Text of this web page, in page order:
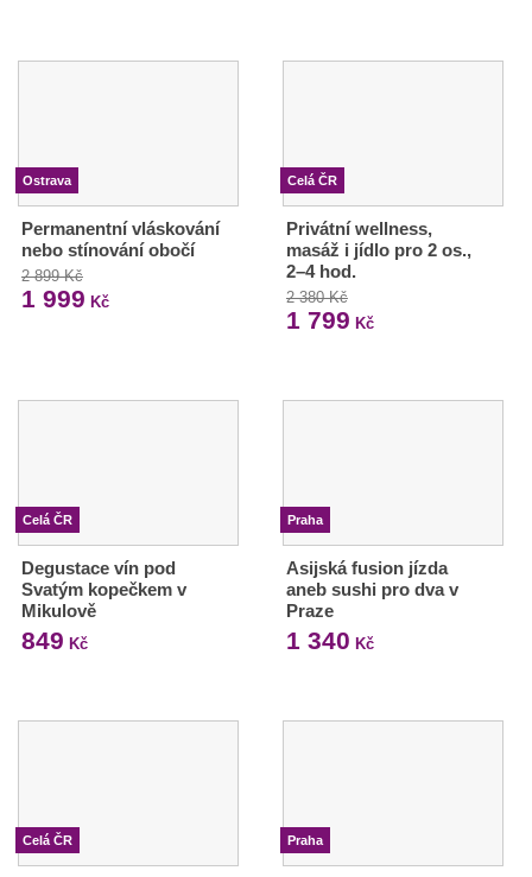
Ostrava
Permanentní vláskování
nebo stínování obočí
2 899 Kč
1 999 Kč
Celá ČR
Privátní wellness,
masáž i jídlo pro 2 os.,
2–4 hod.
2 380 Kč
1 799 Kč
Celá ČR
Degustace vín pod
Svatým kopečkem v
Mikulově
849 Kč
Praha
Asijská fusion jízda
aneb sushi pro dva v
Praze
1 340 Kč
Celá ČR Praha